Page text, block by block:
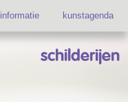
informatie kunstagenda
schilderijen